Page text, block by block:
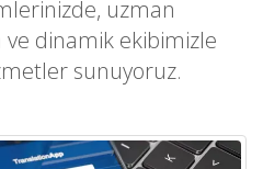
uzman
ve dinamik ekibimizle
sunuyoruz.